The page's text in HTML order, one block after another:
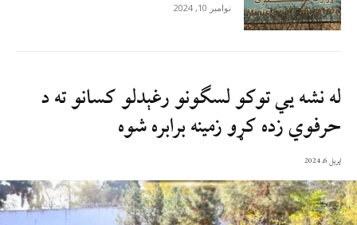
نوامبر 10, 2024
له نشه یي توکو لسګونو رغېدلو کسانو ته د
حرفوي زده کړو زمینه برابره شوه
اپریل 6, 2024